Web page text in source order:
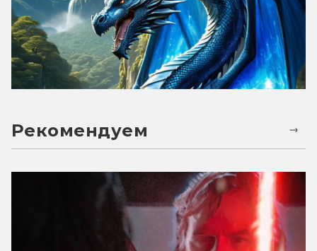
Рекомендуем